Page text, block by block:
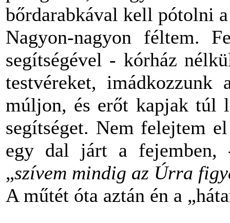
bőrdarabkával kell pótolni
Nagyon-nagyon féltem.
segítségével - kórház
testvéreket,
múljon, és erőt kapjak túl
segítséget. Nem felejtem
egy dal járt a fejemben,
„szívem mindig az Úrra
A műtét óta aztán én a